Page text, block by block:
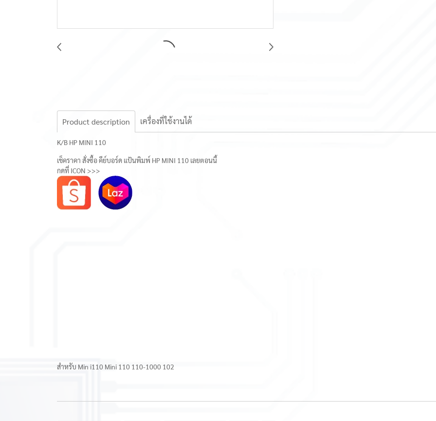
Product description เครื่องที่ใช้งานได้
K/B HP MINI 110
เช็คราคา สั่งซื้อ คีย์บอร์ด แป้นพิมพ์ HP MINI 110 เลยตอนนี้
กดที่ ICON >>>
สำหรับ Min i110 Mini 110 110-1000 102